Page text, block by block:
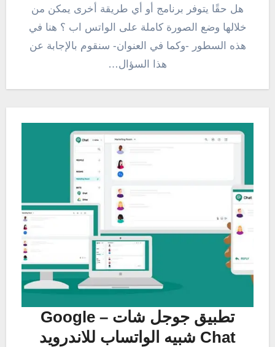
هل حقًا يتوفر برنامج أو أي طريقة أخرى يمكن من
خلالها وضع الصورة كاملة على الواتس اب ؟ هنا في
هذه السطور -وكما في العنوان- سنقوم بالإجابة عن
هذا السؤال…
تطبيق جوجل شات – Google
Chat شبيه الواتساب للاندرويد